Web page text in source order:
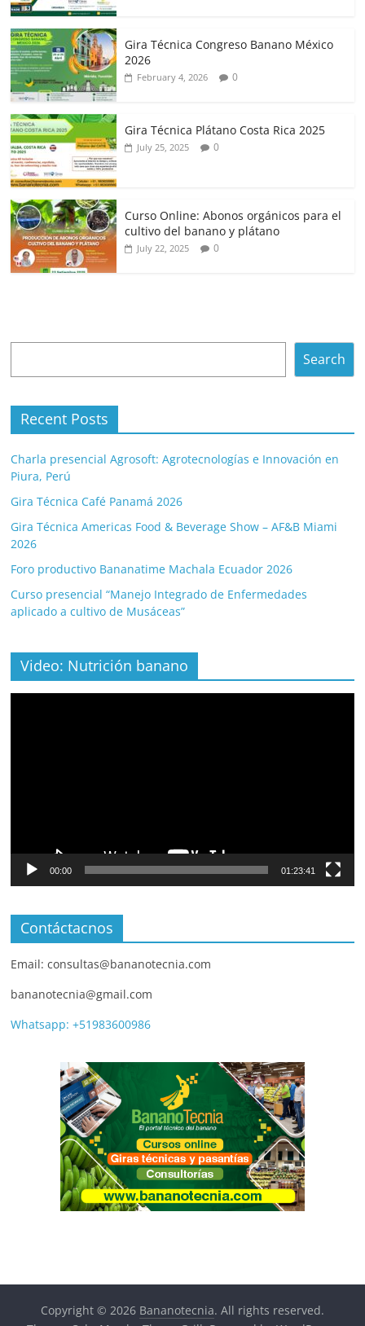
Gira Técnica Congreso Banano México
2026
February 4, 2026 0
Gira Técnica Plátano Costa Rica 2025
July 25, 2025 0
Curso Online: Abonos orgánicos para el
cultivo del banano y plátano
July 22, 2025 0
Search
Recent Posts
Charla presencial Agrosoft: Agrotecnologías e Innovación en
Piura, Perú
Gira Técnica Café Panamá 2026
Gira Técnica Americas Food & Beverage Show – AF&B Miami
2026
Foro productivo Bananatime Machala Ecuador 2026
Curso presencial “Manejo Integrado de Enfermedades
aplicado a cultivo de Musáceas”
Video: Nutrición banano
00:00 01:23:41
Contáctacnos
Email: consultas@bananotecnia.com
bananotecnia@gmail.com
Whatsapp: +51983600986
Copyright © 2026 Bananotecnia. All rights reserved.